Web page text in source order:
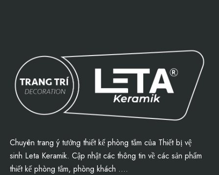
Chuyên trang ý tưởng thiết kế phòng tắm của Thiết bị vệ
sinh Leta Keramik. Cập nhật các thông tin về các sản phẩm
thiết kế phòng tắm, phòng khách ….